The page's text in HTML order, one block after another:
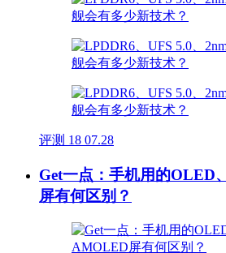
评测 18 07.28
Get一点：手机用的OLED
屏有何区别？